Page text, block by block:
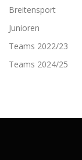
Breitensport
Junioren
Teams 2022/23
Teams 2024/25